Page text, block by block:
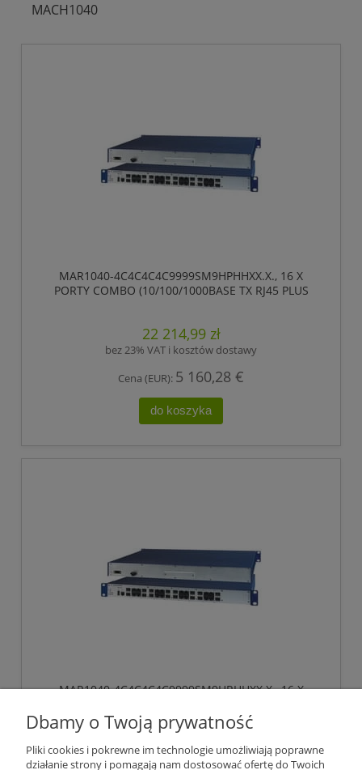
MACH1040
MAR1040-4C4C4C4C9999SM9HPHHXX.X., 16 X
PORTY COMBO (10/100/1000BASE TX RJ45 PLUS
22 214,99 zł
bez 23% VAT i kosztów dostawy
Cena (EUR): 5 160,28 €
do koszyka
MAR1040-4C4C4C4C9999SM9HRHHXX.X., 16 X
POWIĄZANIE FE/GE-SFP GNIAZDO) ,HIRSCHMANN
29 831,59 zł
bez 23% VAT i kosztów dostawy
Dbamy o Twoją prywatność
Pliki cookies i pokrewne im technologie umożliwiają poprawne
działanie strony i pomagają nam dostosować ofertę do Twoich